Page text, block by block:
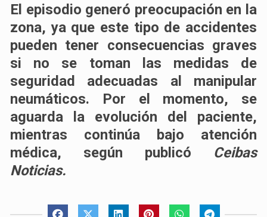
El episodio generó preocupación en la
zona, ya que este tipo de accidentes
pueden tener consecuencias graves
si no se toman las medidas de
seguridad adecuadas al manipular
neumáticos. Por el momento, se
aguarda la evolución del paciente,
mientras continúa bajo atención
médica, según publicó
Ceibas
Noticias.